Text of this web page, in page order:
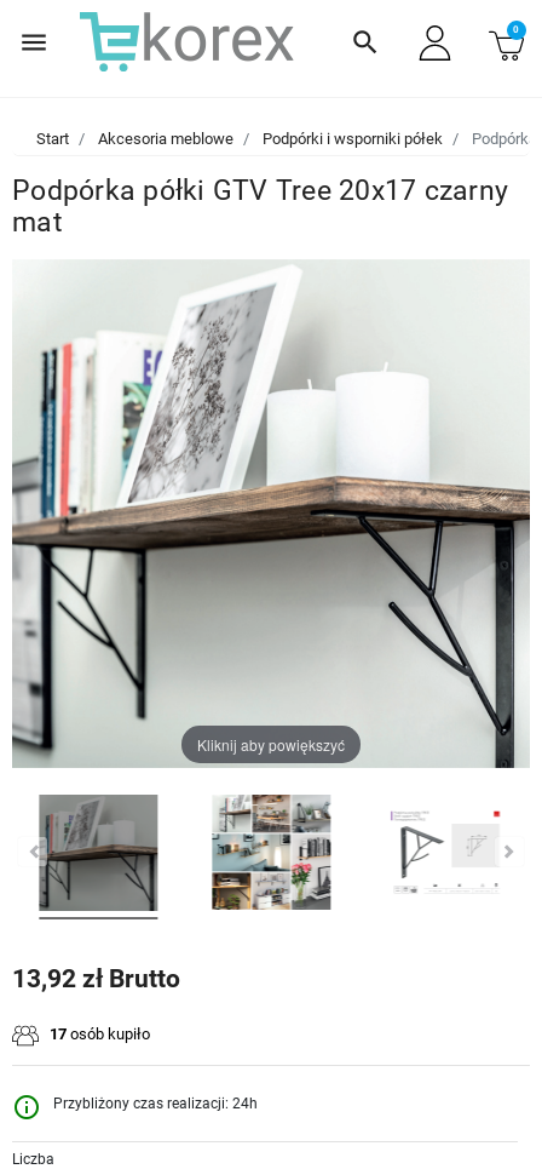
menu search 0
Start Akcesoria meblowe Podpórki i wsporniki półek Podpórka
Podpórka półki GTV Tree 20x17 czarny
mat
Kliknij aby powiększyć
13,92 zł Brutto
17 osób kupiło
info_outline Przybliżony czas realizacji: 24h
Liczba